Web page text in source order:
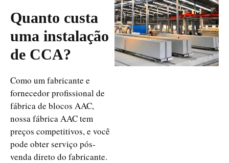
Quanto custa
uma instalação
de CCA?
Como um fabricante e
fornecedor profissional de
fábrica de blocos AAC,
nossa fábrica AAC tem
preços competitivos, e você
pode obter serviço pós-
venda direto do fabricante.